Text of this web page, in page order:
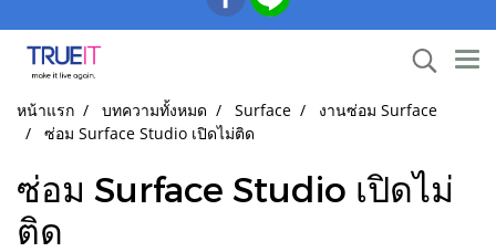
หน้าแรก บทความทั้งหมด Surface
งานซ่อม Surface
ซ่อม Surface Studio เปิดไม่ติด
ซ่อม Surface Studio เปิดไม่
ติด